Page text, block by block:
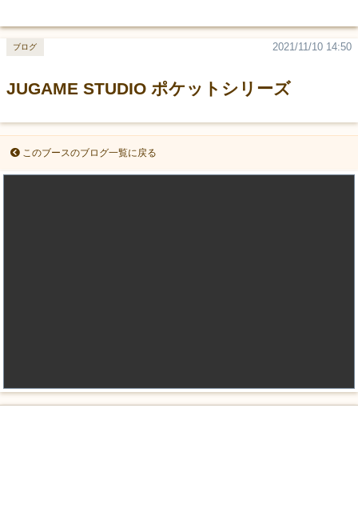
JUGAME STUDIO ポケットシリーズ
2021/11/10 14:50
ブログ
このブースのブログ一覧に戻る